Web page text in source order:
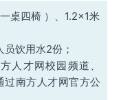
桌四椅 ）、1.2×1米
饮用水2份；
人才网校园频道、
过南方人才网官方公